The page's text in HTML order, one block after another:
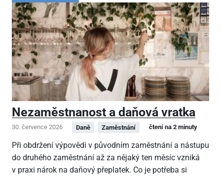
Nezaměstnanost a daňová vratka
30. července 2026 Daně Zaměstnání čtení na 2 minuty
Při obdržení výpovědi v původním zaměstnání a nástupu
do druhého zaměstnání až za nějaký ten měsíc vzniká
v praxi nárok na daňový přeplatek. Co je potřeba si